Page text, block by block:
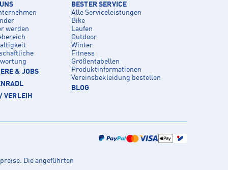
werden
& JOBS
VERLEIH
BESTER SERVICE
Alle Serviceleistungen
Bike
Laufen
Outdoor
Winter
Fitness
Größentabellen
Produktinformationen
Vereinsbekleidung bestellen
BLOG
Die angeführten